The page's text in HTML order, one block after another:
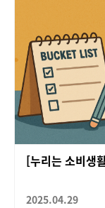
[누리는 소비생
2025.04.29